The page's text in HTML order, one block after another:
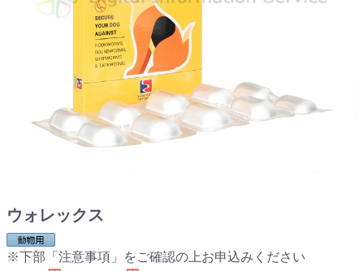
ウォレックス
※下部「注意事項」をご確認の上お申込みください